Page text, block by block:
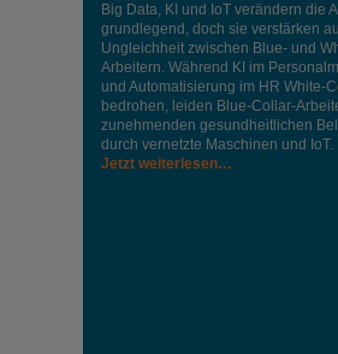
Big Data, KI und IoT verändern die
grundlegend, doch sie verstärken
Ungleichheit zwischen Blue- und
Arbeitern. Während KI im
und Automatisierung im HR White-
bedrohen, leiden Blue-Collar-
zunehmenden gesundheitlichen
durch vernetzte Maschinen und IoT.
Jetzt weiterlesen…